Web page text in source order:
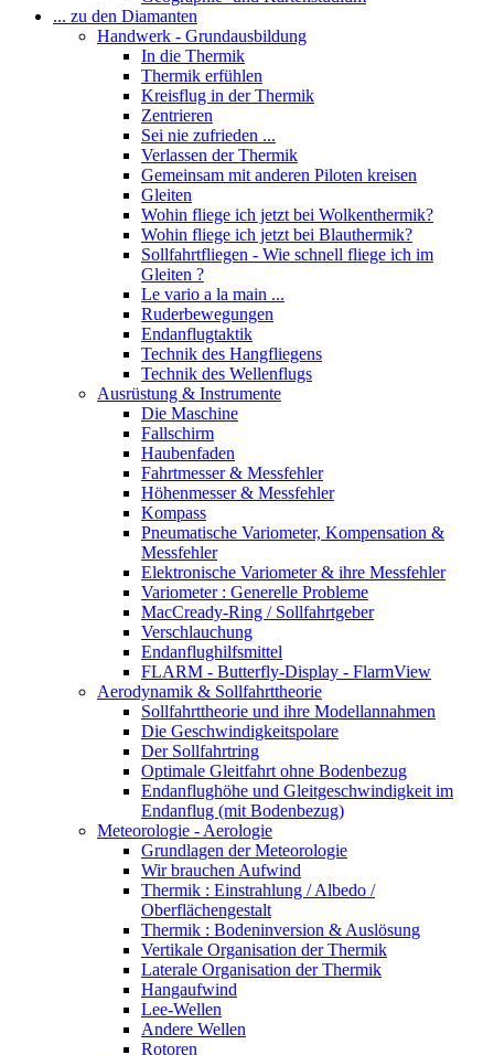
... zu den Diamanten
Handwerk - Grundausbildung
In die Thermik
Thermik erfühlen
Kreisflug in der Thermik
Zentrieren
Sei nie zufrieden ...
Verlassen der Thermik
Gemeinsam mit anderen Piloten kreisen
Gleiten
Wohin fliege ich jetzt bei Wolkenthermik?
Wohin fliege ich jetzt bei Blauthermik?
Sollfahrtfliegen - Wie schnell fliege ich im
Gleiten ?
Le vario a la main ...
Ruderbewegungen
Endanflugtaktik
Technik des Hangfliegens
Technik des Wellenflugs
Ausrüstung & Instrumente
Die Maschine
Fallschirm
Haubenfaden
Fahrtmesser & Messfehler
Höhenmesser & Messfehler
Kompass
Pneumatische Variometer, Kompensation &
Messfehler
Elektronische Variometer & ihre Messfehler
Variometer : Generelle Probleme
MacCready-Ring / Sollfahrtgeber
Verschlauchung
Endanflughilfsmittel
FLARM - Butterfly-Display - FlarmView
Aerodynamik & Sollfahrttheorie
Sollfahrttheorie und ihre Modellannahmen
Die Geschwindigkeitspolare
Der Sollfahrtring
Optimale Gleitfahrt ohne Bodenbezug
Endanflughöhe und Gleitgeschwindigkeit im
Endanflug (mit Bodenbezug)
Meteorologie - Aerologie
Grundlagen der Meteorologie
Wir brauchen Aufwind
Thermik : Einstrahlung / Albedo /
Oberflächengestalt
Thermik : Bodeninversion & Auslösung
Vertikale Organisation der Thermik
Laterale Organisation der Thermik
Hangaufwind
Lee-Wellen
Andere Wellen
Rotoren